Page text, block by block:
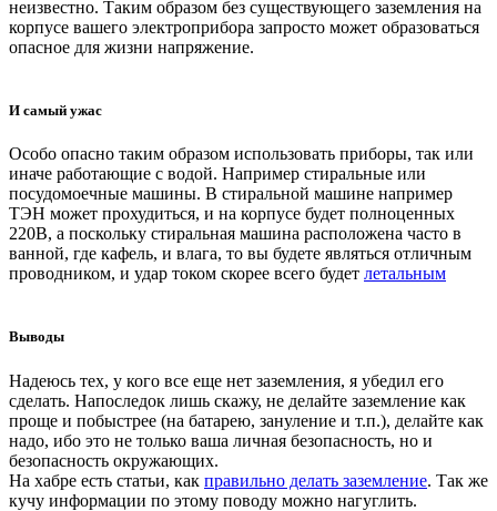
неизвестно. Таким образом без существующего заземления на
корпусе вашего электроприбора запросто может образоваться
опасное для жизни напряжение.
И самый ужас
Особо опасно таким образом использовать приборы, так или
иначе работающие с водой. Например стиральные или
посудомоечные машины. В стиральной машине например
ТЭН может прохудиться, и на корпусе будет полноценных
220В, а поскольку стиральная машина расположена часто в
ванной, где кафель, и влага, то вы будете являться отличным
проводником, и удар током скорее всего будет летальным
Выводы
Надеюсь тех, у кого все еще нет заземления, я убедил его
сделать. Напоследок лишь скажу, не делайте заземление как
проще и побыстрее (на батарею, зануление и т.п.), делайте как
надо, ибо это не только ваша личная безопасность, но и
безопасность окружающих.
На хабре есть статьи, как правильно делать заземление. Так же
кучу информации по этому поводу можно нагуглить.